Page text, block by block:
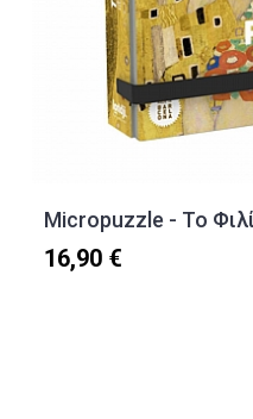
Micropuzzle - To
16,90 €